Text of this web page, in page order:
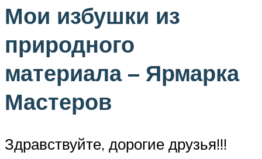
Мои избушки из
природного
материала – Ярмарка
Мастеров
Здравствуйте, дорогие друзья!!!